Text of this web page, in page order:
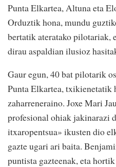
Punta Elkartea, Altuna eta
Orduztik hona, mundu
bertatik ateratako pilotariak,
dirau aspaldian ilusioz
Gaur egun, 40 bat pilotarik
Punta Elkartea, txikienetatik
zaharreneraino. Joxe Mari
profesional ohiak jakinarazi
itxaropentsua» ikusten dio
gazte ugari ari baita.
puntista gazteenak, eta